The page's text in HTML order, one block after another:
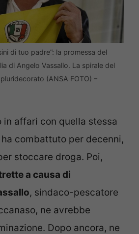
di tuo padre”: la promessa del
di Angelo Vassallo. La spirale del
(ANSA FOTO) –
in affari con quella stessa
combattuto per decenni,
stoccare droga. Poi,
a causa di
, sindaco-pescatore
ne avrebbe
Dopo ancora, ne